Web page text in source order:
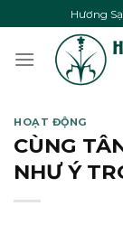
to
content
Hương
HOẠT ĐỘNG
CÙNG
NHƯ Ý